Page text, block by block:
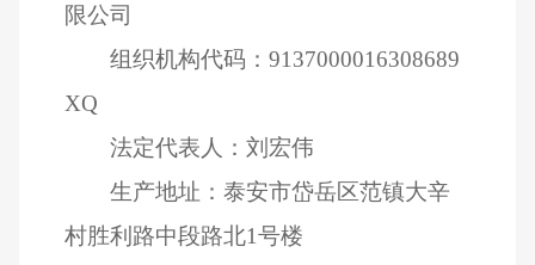
限公司
组织机构代码： 9137000016308689
XQ
法定代表人：刘宏伟
生产地址：泰安市岱岳区范镇大辛
村胜利路中段路北1号楼